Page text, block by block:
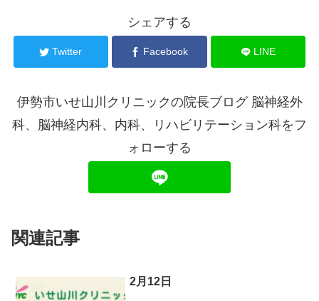
シェアする
Twitter Facebook LINE
伊勢市いせ山川クリニックの院長ブログ 脳神経外
科、脳神経内科、内科、リハビリテーション科をフ
ォローする
関連記事
2月12日